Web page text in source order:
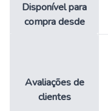
Disponível para
compra desde
Avaliações de
clientes